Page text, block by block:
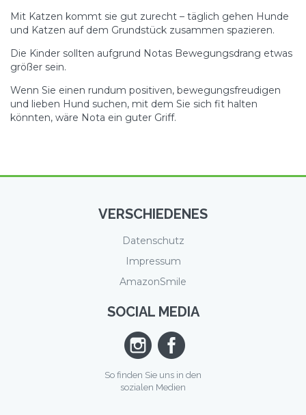
Mit Katzen kommt sie gut zurecht – täglich gehen Hunde
und Katzen auf dem Grundstück zusammen spazieren.
Die Kinder sollten aufgrund Notas Bewegungsdrang etwas
größer sein.
Wenn Sie einen rundum positiven, bewegungsfreudigen
und lieben Hund suchen, mit dem Sie sich fit halten
könnten, wäre Nota ein guter Griff.
VERSCHIEDENES
Datenschutz
Impressum
AmazonSmile
SOCIAL MEDIA
So finden Sie uns in den
sozialen Medien